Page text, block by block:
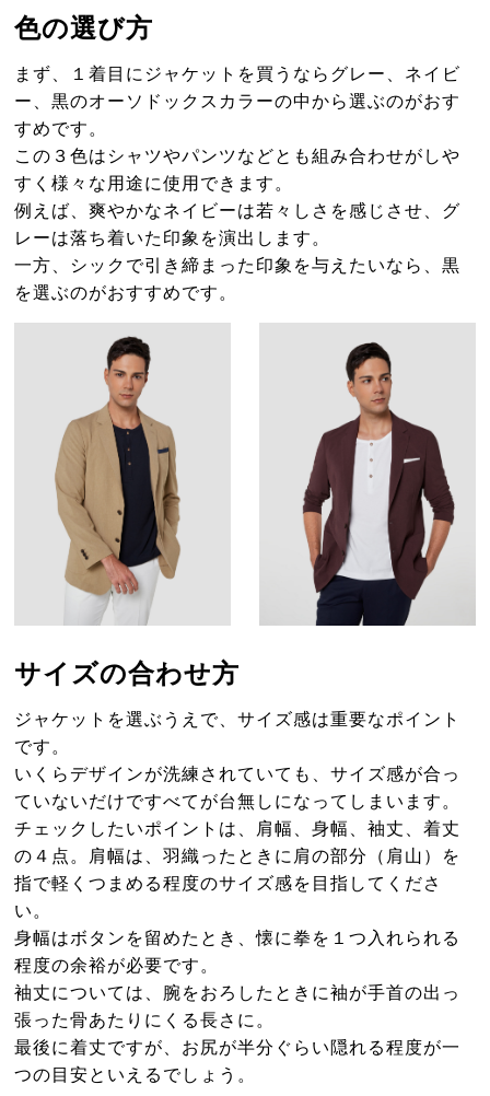
色の選び方
まず、１着目にジャケットを買うならグレー、ネイビ
ー、黒のオーソドックスカラーの中から選ぶのがおす
すめです。
この３色はシャツやパンツなどとも組み合わせがしや
すく様々な用途に使用できます。
例えば、爽やかなネイビーは若々しさを感じさせ、グ
レーは落ち着いた印象を演出します。
一方、シックで引き締まった印象を与えたいなら、黒
を選ぶのがおすすめです。
サイズの合わせ方
ジャケットを選ぶうえで、サイズ感は重要なポイント
です。
いくらデザインが洗練されていても、サイズ感が合っ
ていないだけですべてが台無しになってしまいます。
チェックしたいポイントは、肩幅、身幅、袖丈、着丈
の４点。肩幅は、羽織ったときに肩の部分（肩山）を
指で軽くつまめる程度のサイズ感を目指してくださ
い。
身幅はボタンを留めたとき、懐に拳を１つ入れられる
程度の余裕が必要です。
袖丈については、腕をおろしたときに袖が手首の出っ
張った骨あたりにくる長さに。
最後に着丈ですが、お尻が半分ぐらい隠れる程度が一
つの目安といえるでしょう。